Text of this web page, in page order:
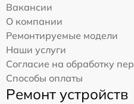
Вакансии
О компании
Ремонтируемые модели
Наши услуги
Согласие на обработку
Способы оплаты
Ремонт устройств